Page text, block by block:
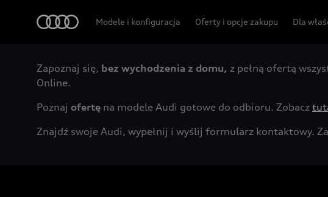
Modele i konfiguracja Oferty i opcje zakupu Dla
Zapoznaj się, bez wychodzenia z domu, z pełną ofertą
Online.
Poznaj ofertę na modele Audi gotowe do odbioru. Zobacz
Znajdź swoje Audi, wypełnij i wyślij formularz kontaktowy.